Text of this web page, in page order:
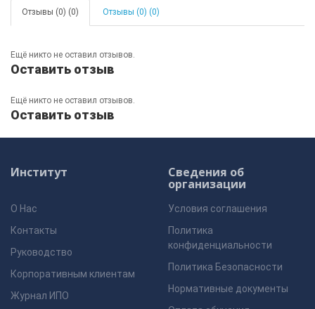
Отзывы (0) (0) Отзывы (0) (0)
Ещё никто не оставил отзывов.
Оставить отзыв
Ещё никто не оставил отзывов.
Оставить отзыв
Институт
О Нас
Контакты
Руководство
Корпоративным клиентам
Журнал ИПО
Сведения об
организации
Условия соглашения
Политика
конфиденциальности
Политика Безопасности
Нормативные документы